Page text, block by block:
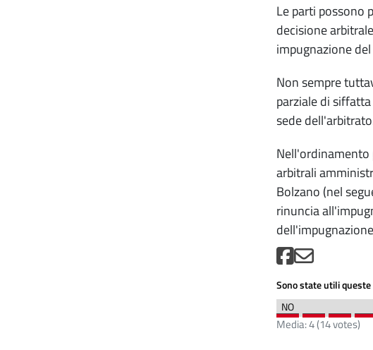
Le parti possono
decisione
impugnazione
Non sempre
parziale di
sede
Nell'ordinamento
arbitrali
Bolzano (nel
rinuncia
Sono state utili
Media:4(14votes)